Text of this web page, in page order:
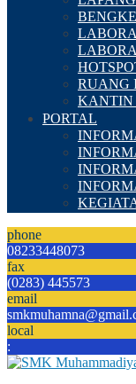
RUANG
KANTIN
PORTAL
phone
08233448073
fax
(0283) 445573
email
local
: